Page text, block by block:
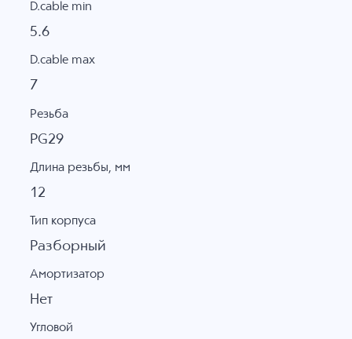
D.cable min
5.6
D.cable max
7
Резьба
PG29
Длина резьбы, мм
12
Тип корпуса
Разборный
Амортизатор
Нет
Угловой